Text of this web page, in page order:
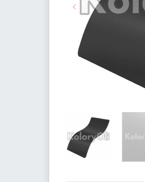
Poprzedni
